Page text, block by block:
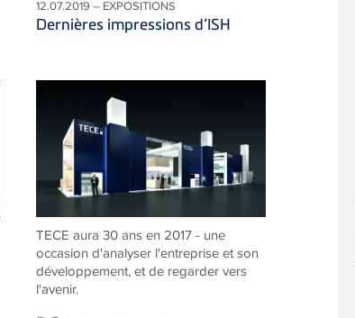
12.07.2019 – EXPOSITIONS
Dernières impressions d’ISH
TECE aura 30 ans en 2017 - une
occasion d'analyser l'entreprise et son
développement, et de regarder vers
l'avenir.